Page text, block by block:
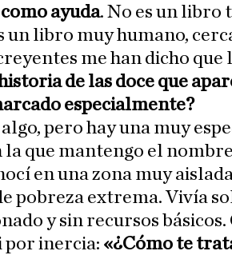
ayuda. No es un libro
un libro muy humano,
me han dicho que
de las doce que
especialmente?
pero hay una muy
la que mantengo el
en una zona muy
pobreza extrema. Vivía
y sin recursos
por inercia: «¿Cómo te